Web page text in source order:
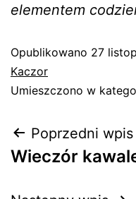
elementem
Opublikowano 27
Kaczor
Umieszczono w
Poprzedni wpis
Wieczór